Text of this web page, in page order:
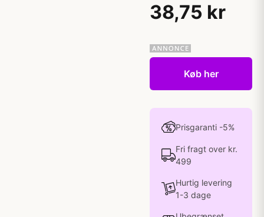
38,75 kr
Køb her
Prisgaranti -5%
Fri fragt over kr.
499
Hurtig levering
1-3 dage